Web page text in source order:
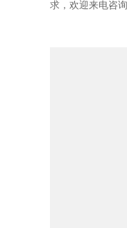
求，欢迎来电咨询